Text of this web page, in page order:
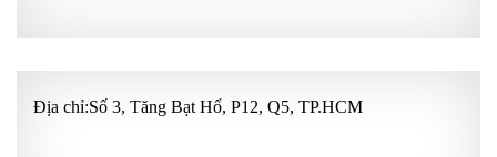
Địa chỉ:Số 3, Tăng Bạt Hổ, P12, Q5, TP.HCM